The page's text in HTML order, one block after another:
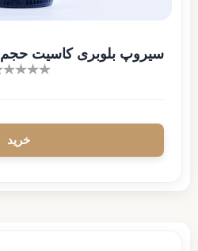
سیروپ بلوبری کاسیت حجم ۱۰۰۰ میل